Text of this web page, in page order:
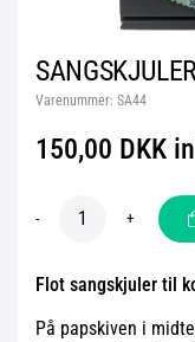
Varenummer: SA44
150,00 DKK
- +
Flot sangskjuler til
På papskiven i